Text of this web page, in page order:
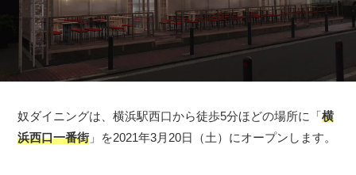
奴ダイニングは、横浜駅西口から徒歩5分ほどの場所に「横
浜西口一番街 」を2021年3月20日（土）にオープンします。